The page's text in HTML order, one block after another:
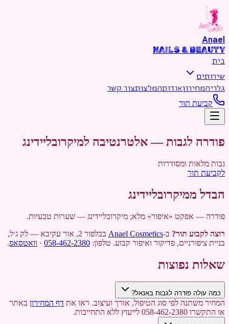
דילוג לתוכן הראשי
Anael
NAILS & BEAUTY
בית
שירותים
גלריהמחירוןאודותהמלצותצור קשר
קביעת תור
פודרה לגבות — אלטרנטיבה למיקרובליידינג
גבות מלאות ומסודרות
לקביעת תור
הבדל ממיקרובליידינג
פודרה — אפקט «איפור» מלא; מיקרובליידינג — שערות טבעיות.
רוצה לקבוע תור? ב-Anael Cosmetics
בבלפור 2, אור עקיבא — לק ג׳ל,
בניית ציפורניים, פדיקור ואיפור קבוע. טלפון: 058-462-2380
· וואטסאפ.
שאלות נפוצות
כמה עולה פודרה לגבות באנאל?
המחיר משתנה לפי סוג הטיפול, אורך ועיצוב. ראו את דף המחירון באתר
או התקשרו 058-462-2380 לייעוץ ללא התחייבות.